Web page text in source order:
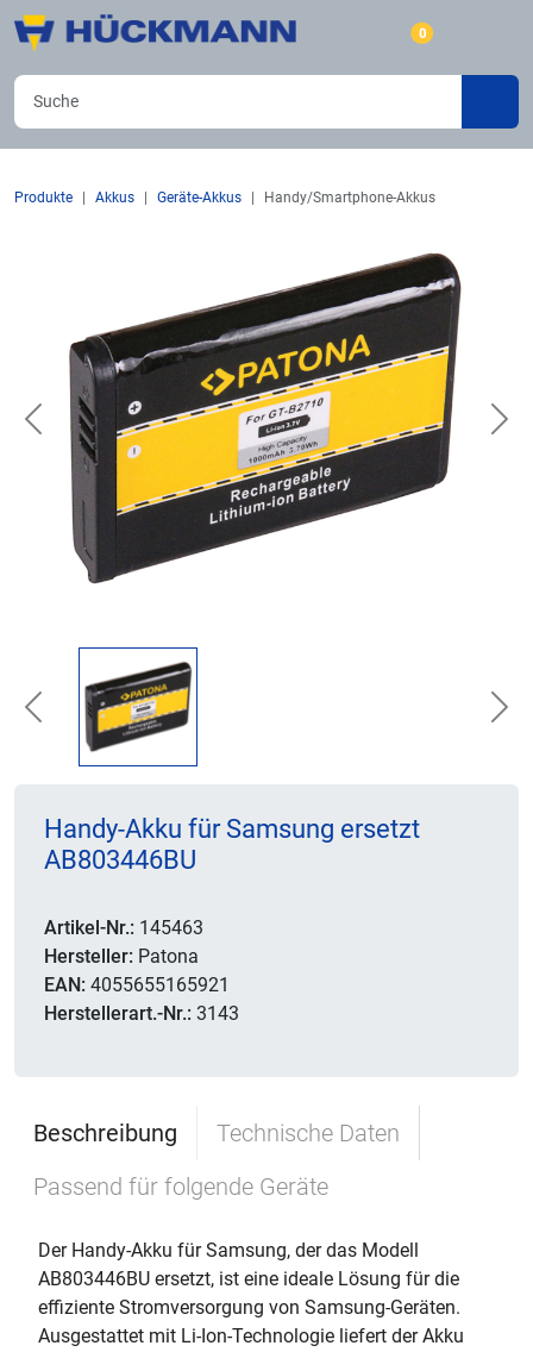
0
Produkte Akkus Geräte-Akkus Handy/Smartphone-Akkus
Previous
Previous
Handy-Akku für Samsung ersetzt
AB803446BU
Artikel-Nr.: 145463
Hersteller: Patona
EAN: 4055655165921
Herstellerart.-Nr.: 3143
Beschreibung
Technische Daten
Passend für folgende Geräte
Der Handy-Akku für Samsung, der das Modell
AB803446BU ersetzt, ist eine ideale Lösung für die
effiziente Stromversorgung von Samsung-Geräten.
Ausgestattet mit Li-Ion-Technologie liefert der Akku